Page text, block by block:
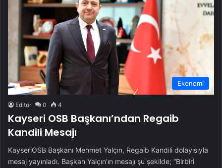
Ekonomi
Editör 0 4
Kayseri OSB Başkanı’ndan Regaib
Kandili Mesajı
KayseriOSB Başkanı Mehmet Yalçın, Regaib Kandili dolayısıyla
mesaj yayınladı. Başkan Yalçın’ın mesajı şu şekilde; “Birbiri